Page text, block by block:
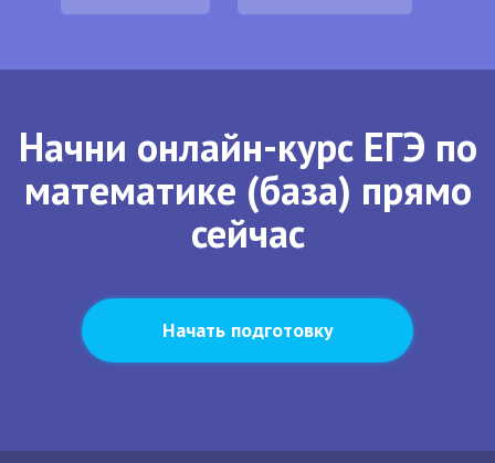
Начни онлайн-курс ЕГЭ по
математике (база) прямо
сейчас
Начать подготовку